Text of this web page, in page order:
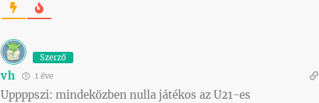
Szerző
vh 1 éve
Uppppszi: mindeközben nulla játékos az U21-es